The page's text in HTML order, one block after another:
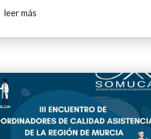
leer más